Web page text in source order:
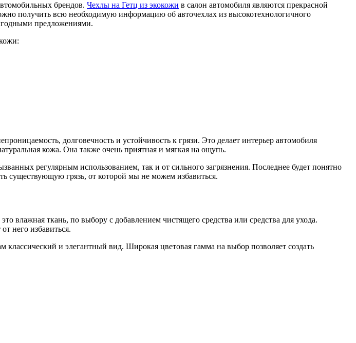
брендов. Чехлы на Гетц из экокожи в салон автомобиля являются прекрасной
получить всю необходимую информацию об авточехлах из высокотехнологичного
предложениями.
долговечность и устойчивость к грязи. Это делает интерьер автомобиля
кожа. Она также очень приятная и мягкая на ощупь.
регулярным использованием, так и от сильного загрязнения. Последнее будет понятно
существующую грязь, от которой мы не можем избавиться.
ткань, по выбору с добавлением чистящего средства или средства для ухода.
него избавиться.
и элегантный вид. Широкая цветовая гамма на выбор позволяет создать